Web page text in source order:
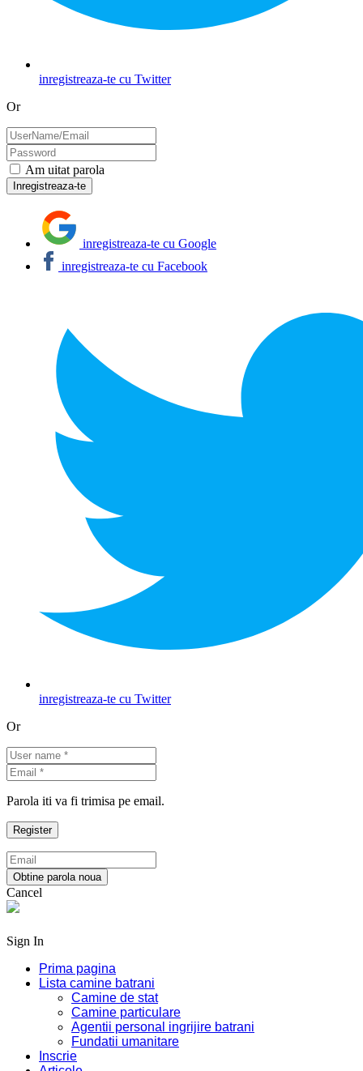
inregistreaza-te cu Twitter
Or
Am uitat parola
inregistreaza-te cu Google
inregistreaza-te cu Facebook
inregistreaza-te cu Twitter
Or
Parola iti va fi trimisa pe email.
Cancel
Sign In
Prima pagina
Lista camine batrani
Camine de stat
Camine particulare
Agentii personal ingrijire batrani
Fundatii umanitare
Inscrie